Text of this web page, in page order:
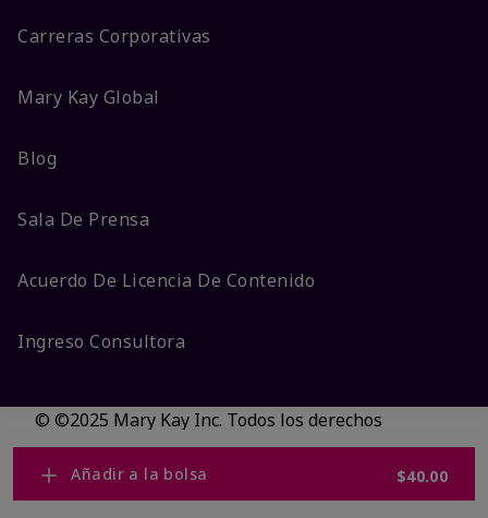
Añadir a la bolsa $40.00
Carreras Corporativas
Mary Kay Global
Blog
Sala De Prensa
Acuerdo De Licencia De Contenido
Ingreso Consultora
© ©2025 Mary Kay Inc. Todos los derechos
reservados.
No vender/Preferencias de cookies